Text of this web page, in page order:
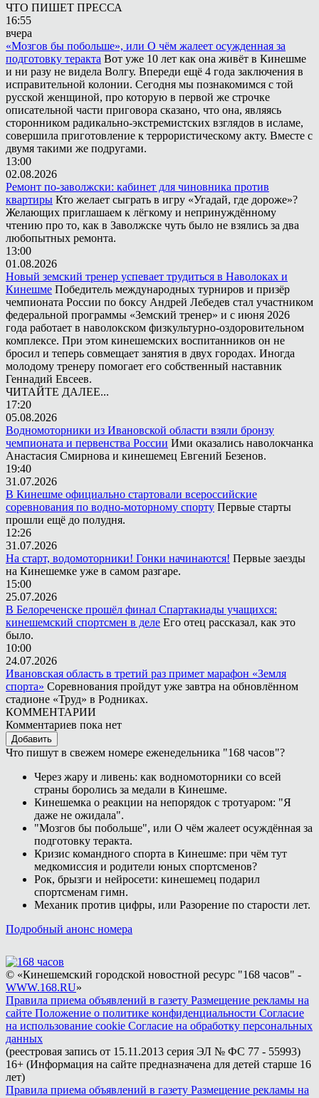
ЧТО ПИШЕТ ПРЕССА
16:55
вчера
«Мозгов бы побольше», или О чём жалеет осужденная за
подготовку теракта Вот уже 10 лет как она живёт в Кинешме
и ни разу не видела Волгу. Впереди ещё 4 года заключения в
исправительной колонии. Сегодня мы познакомимся с той
русской женщиной, про которую в первой же строчке
описательной части приговора сказано, что она, являясь
сторонником радикально-экстремистских взглядов в исламе,
совершила приготовление к террористическому акту. Вместе с
двумя такими же подругами.
13:00
02.08.2026
Ремонт по-заволжски: кабинет для чиновника против
квартиры Кто желает сыграть в игру «Угадай, где дороже»?
Желающих приглашаем к лёгкому и непринуждённому
чтению про то, как в Заволжске чуть было не взялись за два
любопытных ремонта.
13:00
01.08.2026
Новый земский тренер успевает трудиться в Наволоках и
Кинешме Победитель международных турниров и призёр
чемпионата России по боксу Андрей Лебедев стал участником
федеральной программы «Земский тренер» и с июня 2026
года работает в наволокском физкультурно-оздоровительном
комплексе. При этом кинешемских воспитанников он не
бросил и теперь совмещает занятия в двух городах. Иногда
молодому тренеру помогает его собственный наставник
Геннадий Евсеев.
ЧИТАЙТЕ ДАЛЕЕ...
17:20
05.08.2026
Водномоторники из Ивановской области взяли бронзу
чемпионата и первенства России Ими оказались наволокчанка
Анастасия Смирнова и кинешемец Евгений Безенов.
19:40
31.07.2026
В Кинешме официально стартовали всероссийские
соревнования по водно-моторному спорту Первые старты
прошли ещё до полудня.
12:26
31.07.2026
На старт, водомоторники! Гонки начинаются! Первые заезды
на Кинешемке уже в самом разгаре.
15:00
25.07.2026
В Белореченске прошёл финал Спартакиады учащихся:
кинешемский спортсмен в деле Его отец рассказал, как это
было.
10:00
24.07.2026
Ивановская область в третий раз примет марафон «Земля
спорта» Соревнования пройдут уже завтра на обновлённом
стадионе «Труд» в Родниках.
КОММЕНТАРИИ
Комментариев пока нет
Добавить
Что пишут в свежем номере еженедельника "168 часов"?
Через жару и ливень: как водномоторники со всей
страны боролись за медали в Кинешме.
Кинешемка о реакции на непорядок с тротуаром: "Я
даже не ожидала".
"Мозгов бы побольше", или О чём жалеет осуждённая за
подготовку теракта.
Кризис командного спорта в Кинешме: при чём тут
медкомиссия и родители юных спортсменов?
Рок, брызги и нейросети: кинешемец подарил
спортсменам гимн.
Механик против цифры, или Разорение по старости лет.
Подробный анонс номера
© «Кинешемский городской новостной ресурс "168 часов" -
WWW.168.RU»
Правила приема объявлений в газету Размещение рекламы на
сайте Положение о политике конфиденциальности Согласие
на использование cookie Согласие на обработку персональных
данных
(реестровая запись от 15.11.2013 серия ЭЛ № ФС 77 - 55993)
16+ (Информация на сайте предназначена для детей старше 16
лет)
Правила приема объявлений в газету Размещение рекламы на